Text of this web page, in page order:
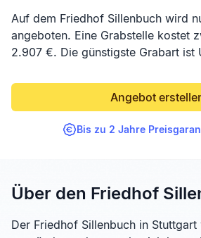
Auf dem Friedhof Sillenbuch wird
angeboten. Eine Grabstelle kostet
2.907 €. Die günstigste Grabart ist
Angebot
Bis zu 2 Jahre
Über den Friedhof
Der Friedhof Sillenbuch in Stuttgart